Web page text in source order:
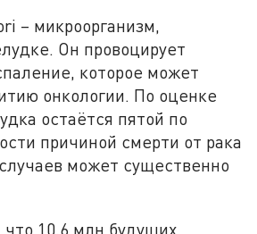
– микроорганизм,
Он провоцирует
которое может
онкологии. По оценке
остаётся пятой по
причиной смерти от рака
может существенно
что 10,6 млн будущих